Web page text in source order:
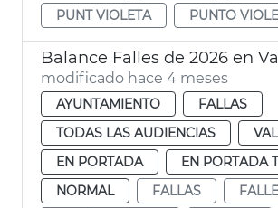
PUNT VIOLETA
PUNTO
Balance Falles de 2026 en
modificado hace 4 meses
AYUNTAMIENTO
FALLAS
TODAS LAS AUDIENCIAS
EN PORTADA
EN PORTADA
NORMAL
FALLAS